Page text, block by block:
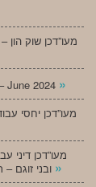
מעו”דכן שוק הון
June 2024 »
מעו”דכן יחסי
מעו”דכן דיני
»